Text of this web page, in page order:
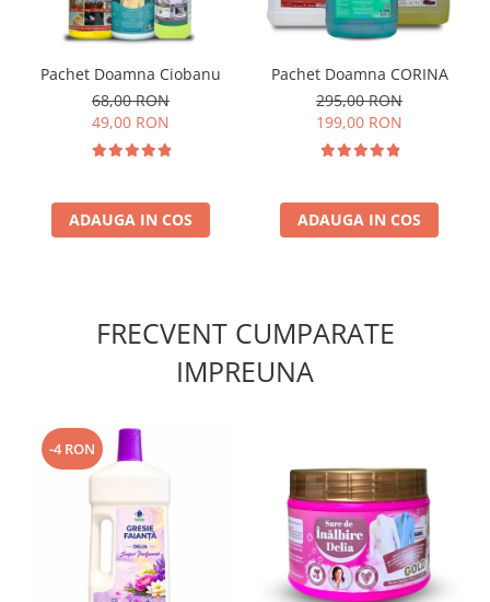
Pachet Doamna Ciobanu
68,00 RON
49,00 RON
ADAUGA IN COS
Pachet Doamna CORINA
295,00 RON
199,00 RON
ADAUGA IN COS
FRECVENT CUMPARATE
IMPREUNA
-4 RON